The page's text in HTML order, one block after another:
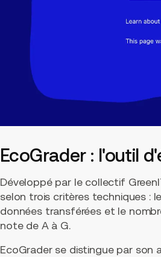
EcoGrader : l'outil
Développé par le collectif
selon trois critères techniques :
données transférées et le
note de A à G.
EcoGrader se distingue par